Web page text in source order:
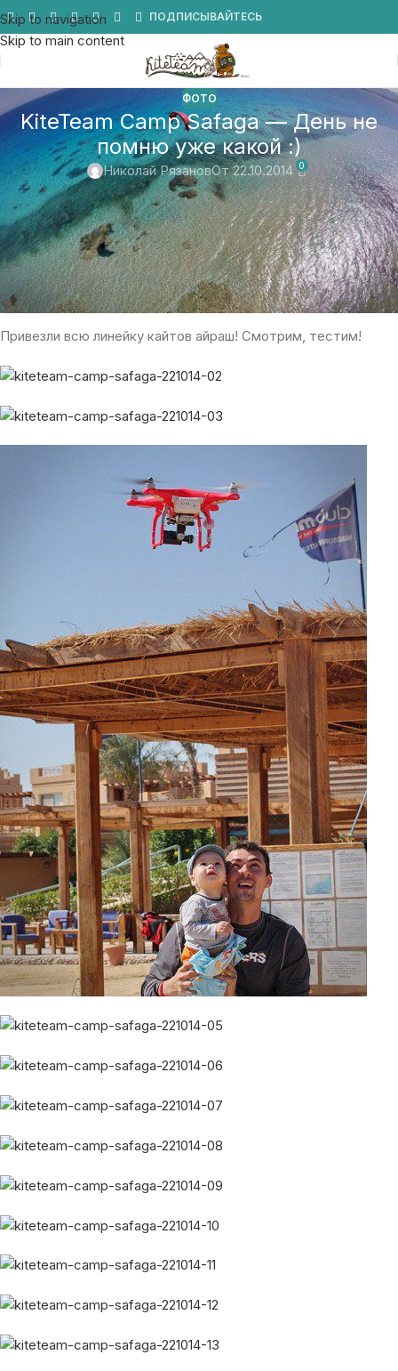
Skip to navigation
Skip to main content
ПОДПИСЫВАЙТЕСЬ
ФОТО
KiteTeam Camp Safaga — День не
помню уже какой :)
Николай РязановОт 22.10.2014 0
Какойто по счету день. Затишье после бури!
Время обучения и сапсерфинга!
Дует легкий 3-4 м ветер. Отличная погода!
Привезли всю линейку кайтов айраш! Смотрим, тестим!